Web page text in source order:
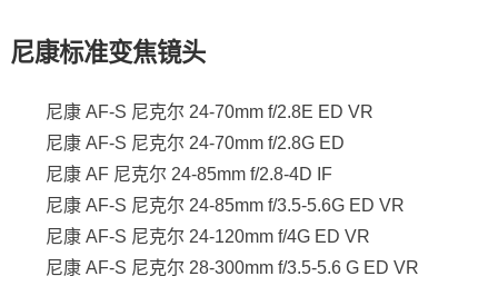
尼康标准变焦镜头
尼康 AF-S 尼克尔 24-70mm f/2.8E ED VR
尼康 AF-S 尼克尔 24-70mm f/2.8G ED
尼康 AF 尼克尔 24-85mm f/2.8-4D IF
尼康 AF-S 尼克尔 24-85mm f/3.5-5.6G ED VR
尼康 AF-S 尼克尔 24-120mm f/4G ED VR
尼康 AF-S 尼克尔 28-300mm f/3.5-5.6 G ED VR